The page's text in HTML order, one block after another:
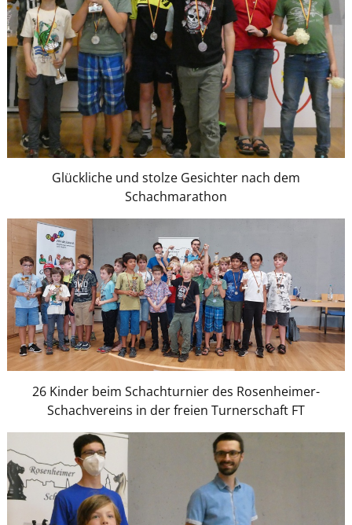
Glückliche und stolze Gesichter nach dem
Schachmarathon
26 Kinder beim Schachturnier des Rosenheimer-
Schachvereins in der freien Turnerschaft FT